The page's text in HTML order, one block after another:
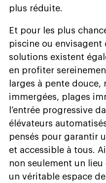
plus réduite.
Et pour les plus
piscine ou envisagent
solutions existent
en profiter
larges à pente douce,
immergées, plages
l’entrée progressive
élévateurs
pensés pour garantir
et accessible à tous.
non seulement un
un véritable espace